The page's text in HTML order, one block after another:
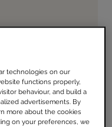
technologies on our
functions properly,
behaviour, and build a
advertisements. By
more about the cookies
on your preferences, we